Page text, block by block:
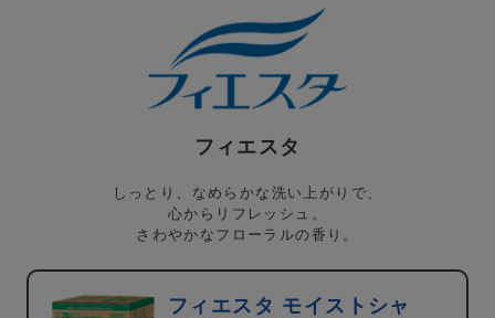
フィエスタ
しっとり、なめらかな洗い上がりで、
心からリフレッシュ。
さわやかなフローラルの香り。
フィエスタ モイストシャ